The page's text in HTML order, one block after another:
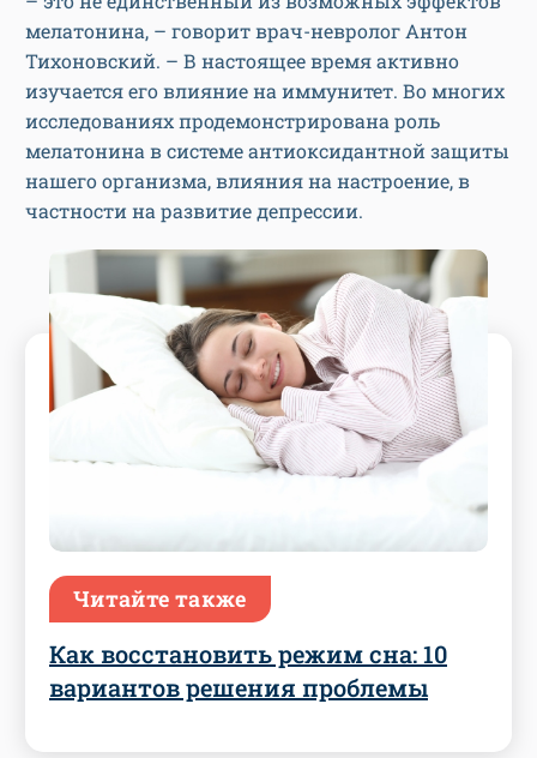
мелатонина, – говорит врач-невролог Антон
Тихоновский. – В настоящее время активно
изучается его влияние на иммунитет. Во многих
исследованиях продемонстрирована роль
мелатонина в системе антиоксидантной защиты
нашего организма, влияния на настроение, в
частности на развитие депрессии.
Читайте также
Как восстановить режим сна: 10
вариантов решения проблемы